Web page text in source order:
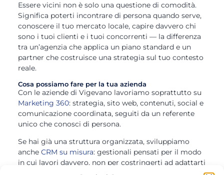
Essere vicini non è solo una questione di comodità.
Significa poterti incontrare di persona quando serve,
conoscere il tuo mercato locale, capire davvero chi
sono i tuoi clienti e i tuoi concorrenti — la differenza
tra un’agenzia che applica un piano standard e un
partner che costruisce una strategia sul tuo contesto
reale.
Cosa possiamo fare per la tua azienda
Con le aziende di Vigevano lavoriamo soprattutto su
Marketing 360: strategia, sito web, contenuti, social e
comunicazione coordinata, seguiti da un referente
unico che conosci di persona.
Se hai già una struttura organizzata, sviluppiamo
anche CRM su misura: gestionali pensati per il modo
in cui lavori davvero, non per costringerti ad adattarti
tu a un software preconfezionato.